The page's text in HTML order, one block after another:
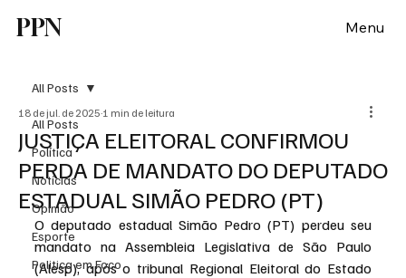
PPN Menu
All Posts
Política
Notícias
Opinião
Esporte
Politica em Foco
All Posts
JUSTIÇA ELEITORAL CONFIRMOU
PERDA DE MANDATO DO DEPUTADO
ESTADUAL SIMÃO PEDRO (PT)
18 de jul. de 2025 1 min de leitura
O deputado estadual Simão Pedro (PT) perdeu seu
mandato na Assembleia Legislativa de São Paulo
(Alesp), após o tribunal Regional Eleitoral do Estado